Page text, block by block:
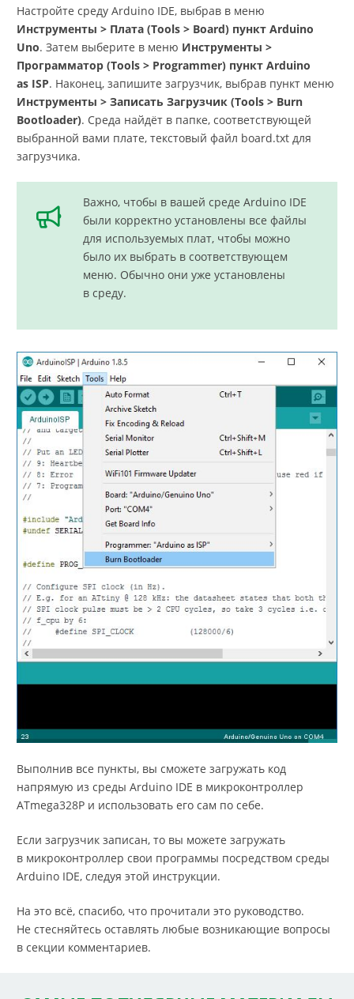
Настройте среду Arduino IDE, выбрав в меню
Инструменты > Плата (Tools > Board) пункт Arduino
Uno. Затем выберите в меню Инструменты >
Программатор (Tools > Programmer) пункт Arduino
as ISP. Наконец, запишите загрузчик, выбрав пункт меню
Инструменты > Записать Загрузчик (Tools > Burn
Bootloader). Среда найдёт в папке, соответствующей
выбранной вами плате, текстовый файл board.txt для
загрузчика.
Важно, чтобы в вашей среде Arduino IDE
были корректно установлены все файлы
для используемых плат, чтобы можно
было их выбрать в соответствующем
меню. Обычно они уже установлены
в среду.
Выполнив все пункты, вы сможете загружать код
напрямую из среды Arduino IDE в микроконтроллер
ATmega328P и использовать его сам по себе.
Если загрузчик записан, то вы можете загружать
в микроконтроллер свои программы посредством среды
Arduino IDE, следуя этой инструкции.
На это всё, спасибо, что прочитали это руководство.
Не стесняйтесь оставлять любые возникающие вопросы
в секции комментариев.